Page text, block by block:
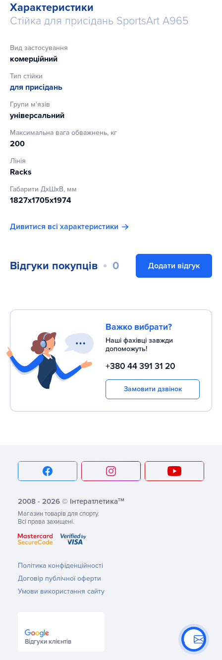
Характеристики
Стійка для присідань SportsArt A965
Вид застосування
комерційний
Тип стійки
для присідань
Групи м'язів
універсальний
Максимальна вага обважнень, кг
200
Лінія
Racks
Габарити ДхШхВ, мм
1827x1705x1974
Дивитися всі характеристики
Відгуки покупців 0 Додати відгук
Важко вибрати?
Наші фахівці завжди
допоможуть!
+380 44 391 31 20
Замовити дзвінок
2008 - 2026 © Інтератлетикатм
Магазин товарів для спорту.
Всі права захищені.
Політика конфіденційності
Договір публічної оферти
Умови використання сайту
Відгуки клієнтів